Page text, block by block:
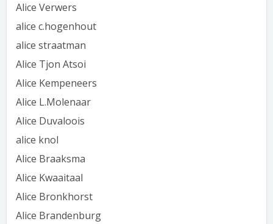
Alice Verwers
alice c.hogenhout
alice straatman
Alice Tjon Atsoi
Alice Kempeneers
Alice L.Molenaar
Alice Duvaloois
alice knol
Alice Braaksma
Alice Kwaaitaal
Alice Bronkhorst
Alice Brandenburg